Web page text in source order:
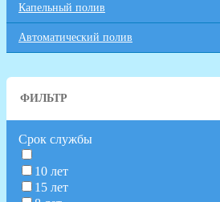
Капельный полив
Автоматический полив
ФИЛЬТР
Срок службы
10 лет
15 лет